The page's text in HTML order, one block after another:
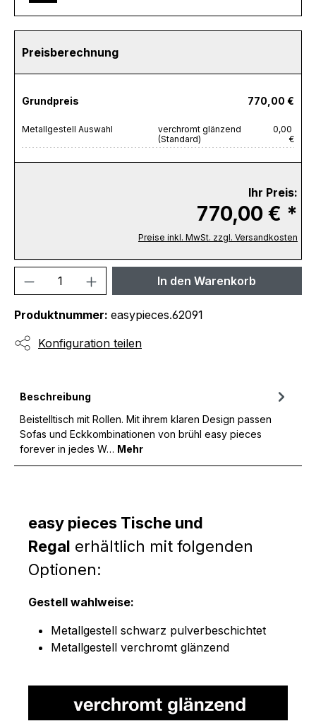
Preisberechnung
Grundpreis 770,00 €
Metallgestell Auswahl
verchromt glänzend
(Standard)
0,00
€
Ihr Preis:
770,00 € *
Preise inkl. MwSt. zzgl. Versandkosten
Produkt Anzahl: Gib denIn den Warenkorb
Produktnummer: easypieces.62091
Konfiguration teilen
Beschreibung
Beistelltisch mit Rollen. Mit ihrem klaren Design passen
Sofas und Eckkombinationen von brühl easy pieces
forever in jedes W… Mehr
easy pieces Tische und
Regal erhältlich mit folgenden
Optionen:
Gestell wahlweise:
Metallgestell schwarz pulverbeschichtet
Metallgestell verchromt glänzend